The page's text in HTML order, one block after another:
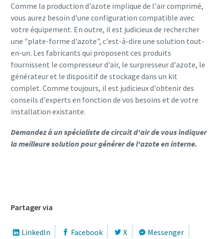
Comme la production d'azote implique de l'air comprimé,
vous aurez besoin d'une configuration compatible avec
votre équipement. En outre, il est judicieux de rechercher
une "plate-forme d'azote", c'est-à-dire une solution tout-
en-un. Les fabricants qui proposent ces produits
fournissent le compresseur d'air, le surpresseur d'azote, le
générateur et le dispositif de stockage dans un kit
complet. Comme toujours, il est judicieux d'obtenir des
conseils d'experts en fonction de vos besoins et de votre
installation existante.
Demandez à un spécialiste de circuit d'air de vous indiquer
la meilleure solution pour générer de l'azote en interne.
Partager via
LinkedIn Facebook X
Messenger